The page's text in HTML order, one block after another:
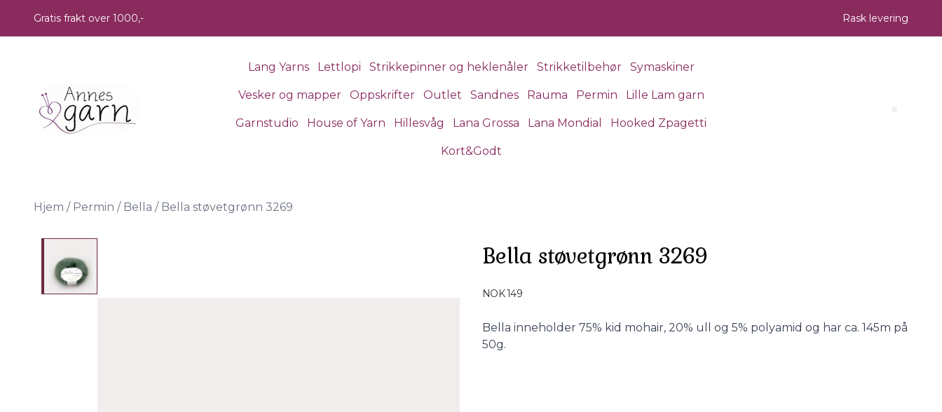
Gratis frakt over 1000,- Rask levering
Lang Yarns Lettlopi Strikkepinner og heklenåler Strikketilbehør Symaskiner
Vesker og mapper Oppskrifter Outlet Sandnes Rauma Permin Lille Lam garn
Garnstudio House of Yarn Hillesvåg Lana Grossa Lana Mondial Hooked Zpagetti
Kort&Godt
Hjem / Permin / Bella / Bella støvetgrønn 3269
Bella støvetgrønn 3269
NOK 149
Description
Bella inneholder 75% kid mohair, 20% ull og 5% polyamid og har ca. 145m på
50g.